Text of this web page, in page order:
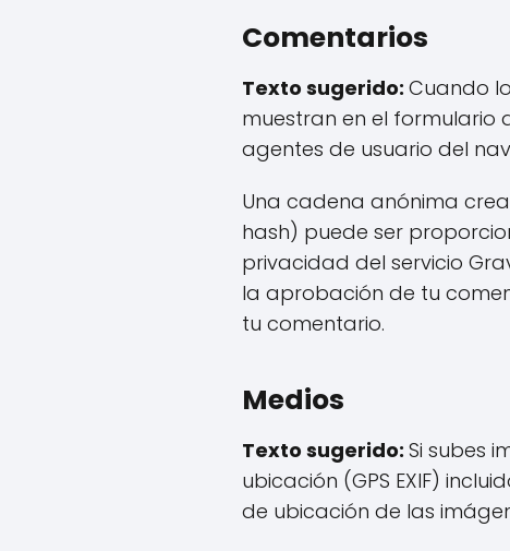
Comentarios
Texto sugerido: Cuando
muestran en el formulario
agentes de usuario del
Una cadena anónima
hash) puede ser
privacidad del servicio
la aprobación de tu
tu comentario.
Medios
Texto sugerido: Si subes
ubicación (GPS EXIF)
de ubicación de las